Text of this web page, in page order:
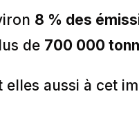
8 % des
de 700 000
aussi à cet